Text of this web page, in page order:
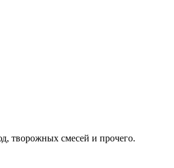
творожных смесей и прочего.